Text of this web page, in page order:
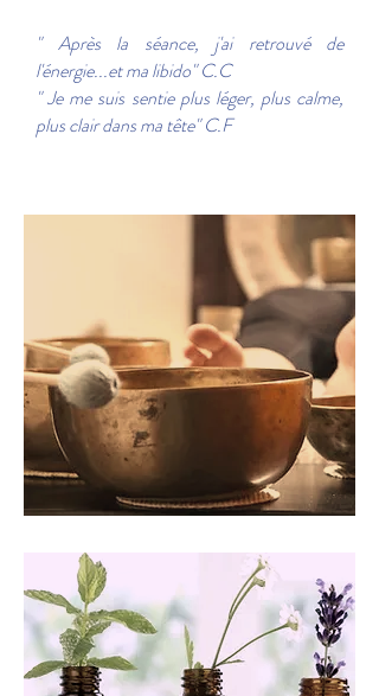
" Après la séance, j'ai retrouvé de
l'énergie...et ma libido" C.C
"Je me suis sentie plus léger, plus calme,
plus clair dans ma tête" C.F